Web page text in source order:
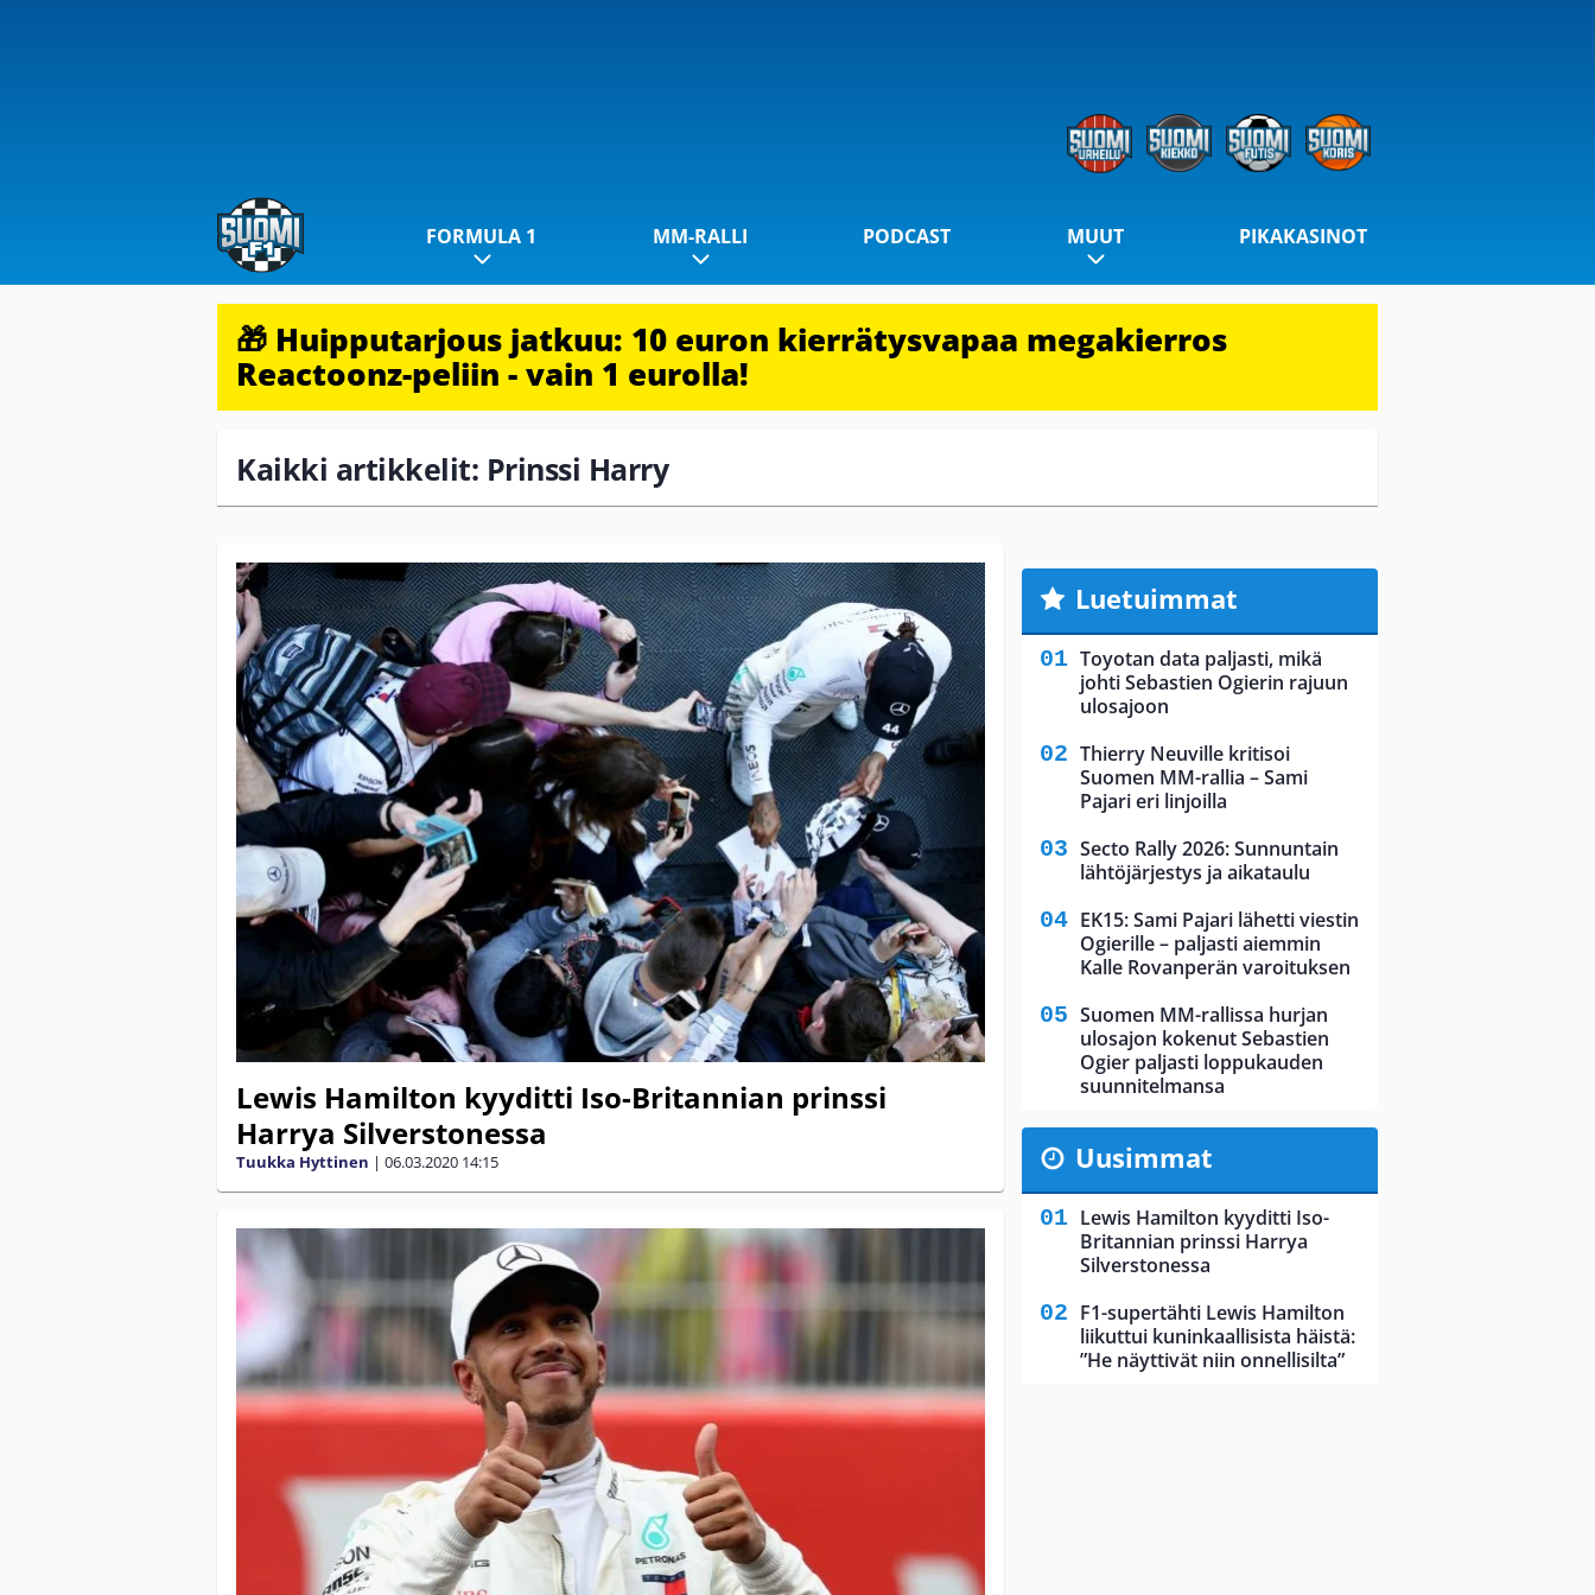
FORMULA 1 MM-RALLI PODCAST MUUT PIKAKASINOT
🎁 Huipputarjous jatkuu: 10 euron kierrätysvapaa megakierros
Reactoonz-peliin - vain 1 eurolla!
Kaikki artikkelit: Prinssi Harry
Lewis Hamilton kyyditti Iso-Britannian prinssi
Harrya Silverstonessa
Tuukka Hyttinen | 06.03.2020 14:15
Luetuimmat
Toyotan data paljasti, mikä
johti Sebastien Ogierin rajuun
ulosajoon
Thierry Neuville kritisoi
Suomen MM-rallia – Sami
Pajari eri linjoilla
Secto Rally 2026: Sunnuntain
lähtöjärjestys ja aikataulu
EK15: Sami Pajari lähetti viestin
Ogierille – paljasti aiemmin
Kalle Rovanperän varoituksen
Suomen MM-rallissa hurjan
ulosajon kokenut Sebastien
Ogier paljasti loppukauden
suunnitelmansa
Uusimmat
Lewis Hamilton kyyditti Iso-
Britannian prinssi Harrya
Silverstonessa
F1-supertähti Lewis Hamilton
liikuttui kuninkaallisista häistä:
”He näyttivät niin onnellisilta”